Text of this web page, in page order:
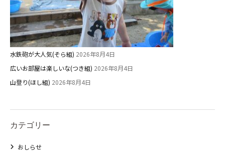
水鉄砲が大人気(そら組) 2026年8月4日
広いお部屋は楽しいな(つき組) 2026年8月4日
山登り(ほし組) 2026年8月4日
カテゴリー
おしらせ